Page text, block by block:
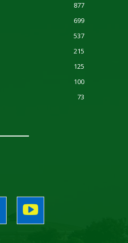
877
699
537
215
125
100
73